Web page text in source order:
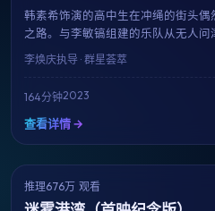
韩素希饰演的高中生在冲绳的街头
之路。与李敏镐组建的乐队从无人问
歌曲都成为青春的注脚。李焕庆用近
为梦想固执过的人。
李焕庆执导 · 群星荟萃
164分钟2023
查看详情 →
获奖
推理676万 观看